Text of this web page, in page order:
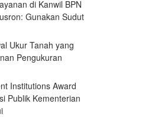
di Kanwil BPN
Gunakan Sudut
Ukur Tanah yang
Pengukuran
Institutions Award
Publik Kementerian